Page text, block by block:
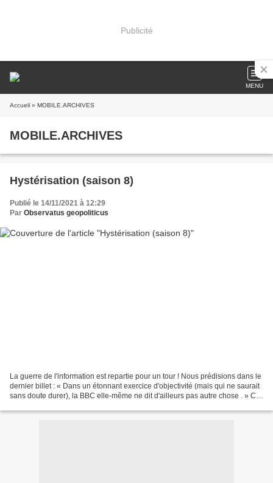
Publicité
MENU
Accueil » MOBILE.ARCHIVES
MOBILE.ARCHIVES
Hystérisation (saison 8)
Publié le 14/11/2021 à 12:29
Par Observatus geopoliticus
La guerre de l'information est repartie pour un tour ! Nous prédisions dans le
dernier billet : « Dans un étonnant exercice d'objectivité (mais qui ne saurait
sans doute durer), la BBC elle-même ne dit d'ailleurs pas autre chose . » Ca